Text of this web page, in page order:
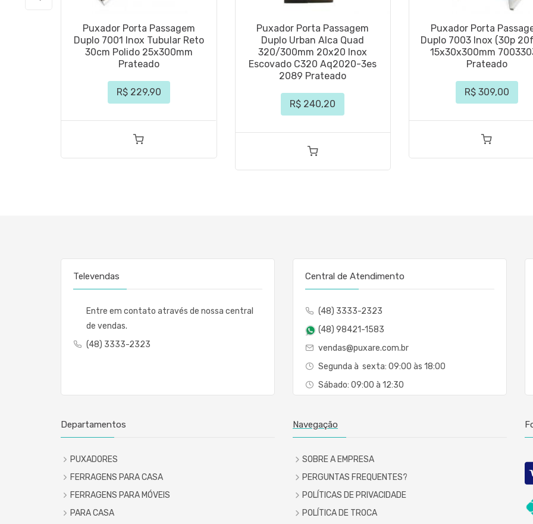
Puxador Porta Passagem
Duplo 7001 Inox Tubular Reto
30cm Polido 25x300mm
Prateado
R$ 229,90
Puxador Porta Passagem
Duplo Urban Alca Quad
320/300mm 20x20 Inox
Escovado C320 Aq2020-3es
2089 Prateado
R$ 240,20
Puxador Porta
Duplo 7003 Inox (30p
15x30x300mm
Prateado
R$ 309,00
Televendas
Entre em contato através de nossa central
de vendas.
(48) 3333-2323
Central de Atendimento
(48) 3333-2323
(48) 98421-1583
vendas@puxare.com.br
Segunda à sexta: 09:00 às 18:00
Sábado: 09:00 à 12:30
Departamentos
PUXADORES
FERRAGENS PARA CASA
FERRAGENS PARA MÓVEIS
PARA CASA
Navegação
SOBRE A EMPRESA
PERGUNTAS FREQUENTES?
POLÍTICAS DE PRIVACIDADE
POLÍTICA DE TROCA